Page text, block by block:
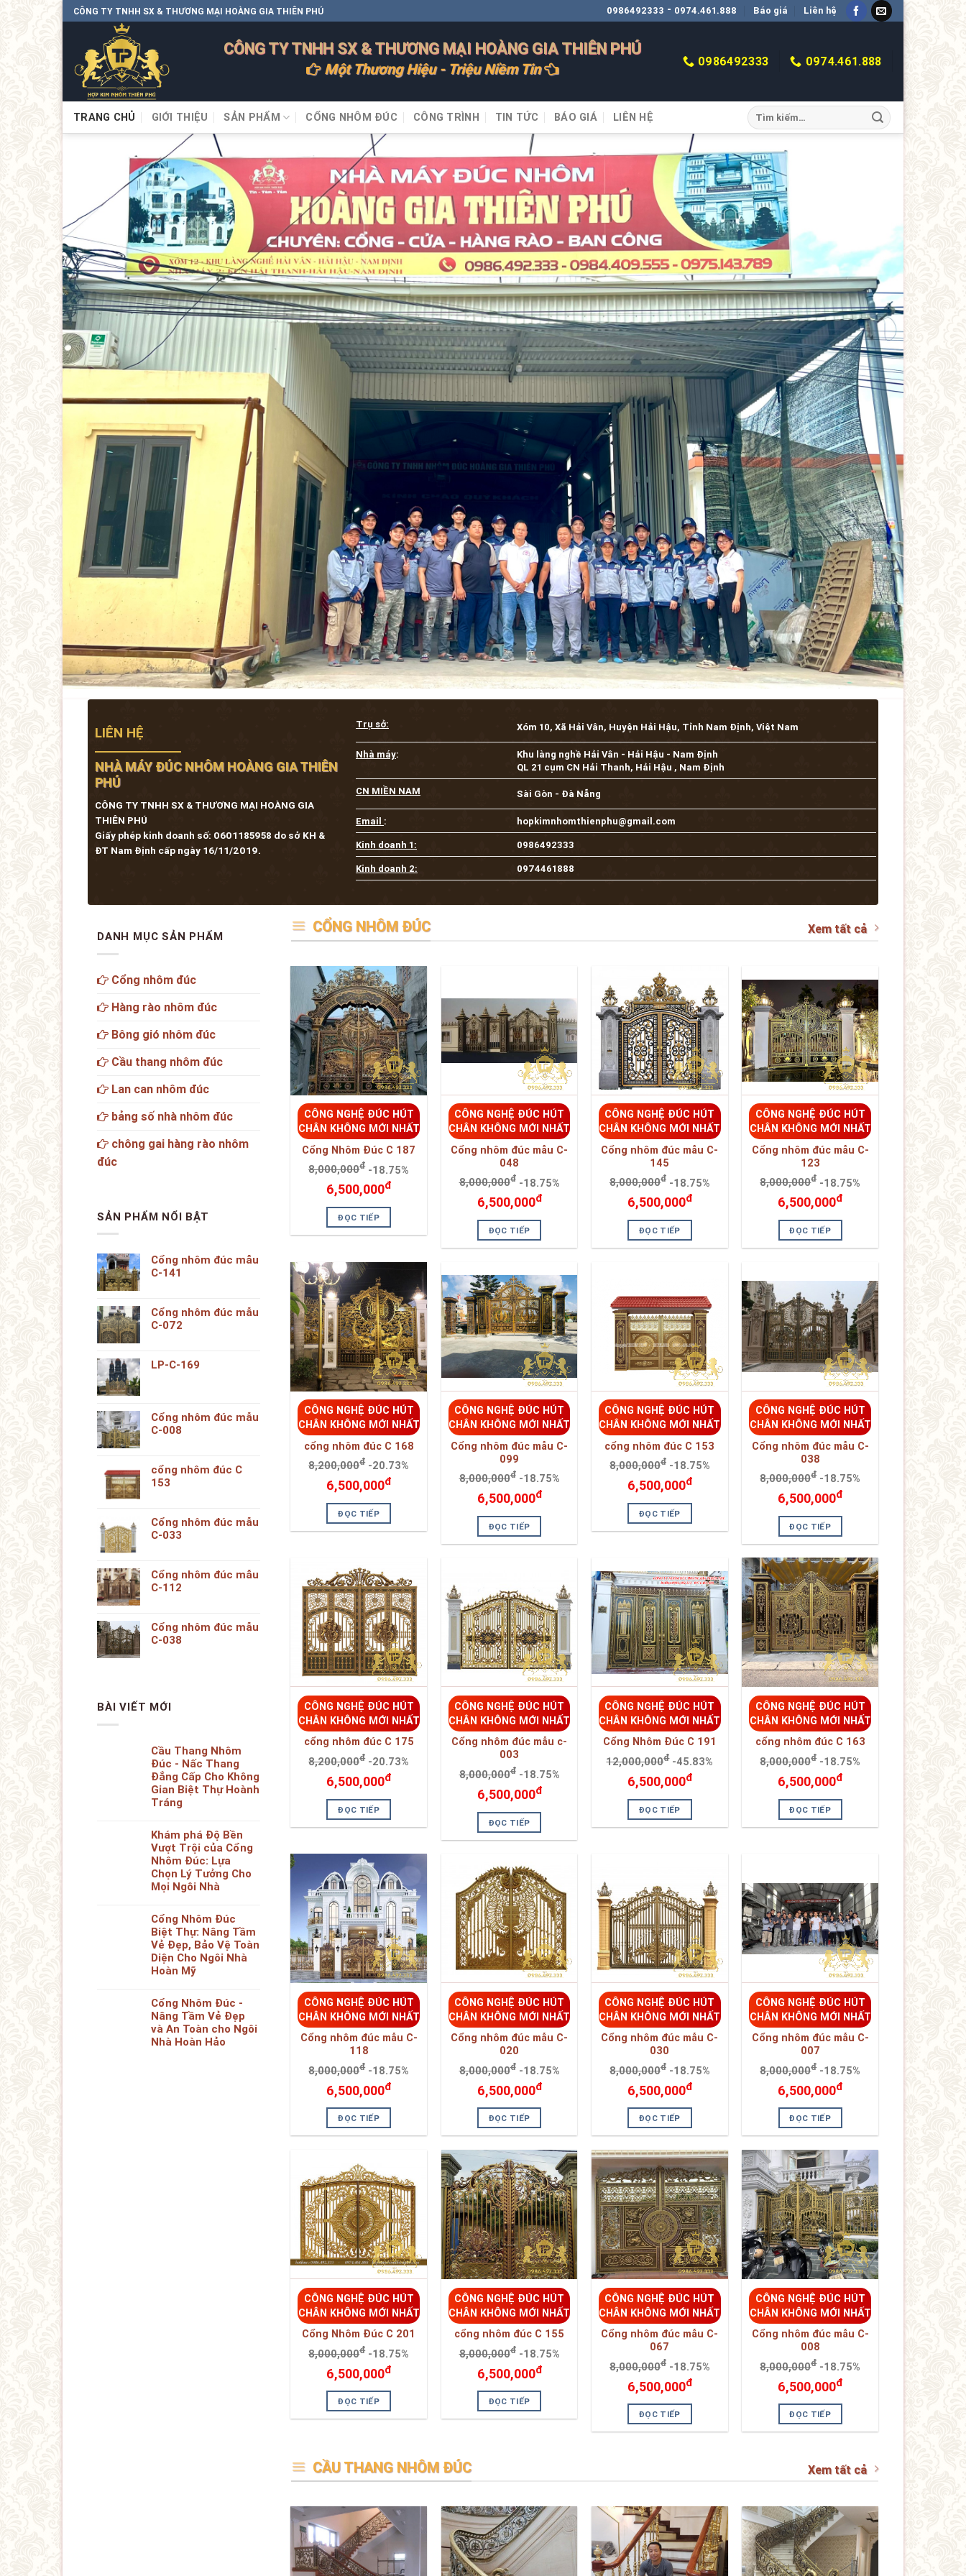
CÔNG TY TNHH SX & THƯƠNG MẠI HOÀNG GIA THIÊN PHÚ 0986492333 - 0974.461.888 Báo giá Liên hệ
CÔNG TY TNHH SX & THƯƠNG MẠI HOÀNG GIA THIÊN PHÚ
Một Thương Hiệu - Triệu Niềm Tin 0986492333 0974.461.888
TRANG CHỦ GIỚI THIỆU SẢN PHẨM CỔNG NHÔM ĐÚC CÔNG TRÌNH TIN TỨC BÁO GIÁ LIÊN HỆ
LIÊN HỆ
NHÀ MÁY ĐÚC NHÔM HOÀNG GIA THIÊN
PHÚ
CÔNG TY TNHH SX & THƯƠNG MẠI HOÀNG GIA
ĐT Nam Định cấp ngày 16/11/2019.
Trụ sở: Xóm 10, Xã Hải Vân, Huyện Hải Hậu, Tỉnh Nam Định, Việt Nam
Nhà máy:
Khu làng nghề Hải Vân - Hải Hậu - Nam Định
QL 21 cụm CN Hải Thanh, Hải Hậu , Nam Định
CN MIỀN NAM
Sài Gòn - Đà Nẵng
Kinh doanh 1:
0986492333
Kinh doanh 2:
0974461888
DANH MỤC SẢN PHẨM
Cầu thang nhôm đúc
Lan can nhôm đúc
bảng số nhà nhôm đúc
chông gai hàng rào nhôm
Cổng nhôm đúc mẫu
C-072
C-008
153
C-033
C-112
C-038
BÀI VIẾT MỚI
Cầu Thang Nhôm
Đúc - Nấc Thang
Nhôm Đúc: Lựa
Chọn Lý Tưởng Cho
Mọi Ngôi Nhà
Cổng Nhôm Đúc
Vẻ Đẹp, Bảo Vệ Toàn
Diện Cho Ngôi Nhà
Hoàn Mỹ
Cổng Nhôm Đúc -
và An Toàn cho Ngôi
Nhà Hoàn Hảo
CỔNG NHÔM ĐÚC Xem tất cả
CÔNG NGHỆ ĐÚC HÚT
CHÂN KHÔNG MỚI NHẤT
Cổng Nhôm Đúc C 187
8,000,000đ -18.75%
6,500,000đ
ĐỌC TIẾP
CÔNG NGHỆ ĐÚC HÚT
CHÂN KHÔNG MỚI NHẤT
Cổng nhôm đúc mẫu C-
048
8,000,000đ -18.75%
6,500,000đ
ĐỌC TIẾP
CÔNG NGHỆ ĐÚC HÚT
CHÂN KHÔNG MỚI NHẤT
Cổng nhôm đúc mẫu C-
145
8,000,000 đ -18.75%
6,500,000đ
ĐỌC TIẾP
CÔNG NGHỆ ĐÚC HÚT
CHÂN KHÔNG MỚI NHẤT
Cổng nhôm đúc mẫu C-
123
8,000,000đ -18.75%
6,500,000đ
ĐỌC TIẾP
CÔNG NGHỆ ĐÚC HÚT
CHÂN KHÔNG MỚI NHẤT
cổng nhôm đúc C 168
8,200,000đ -20.73%
6,500,000đ
ĐỌC TIẾP
CÔNG NGHỆ ĐÚC HÚT
CHÂN KHÔNG MỚI NHẤT
Cổng nhôm đúc mẫu C-
099
8,000,000 đ -18.75%
6,500,000đ
ĐỌC TIẾP
CÔNG NGHỆ ĐÚC HÚT
CHÂN KHÔNG MỚI NHẤT
cổng nhôm đúc C 153
8,000,000đ -18.75%
6,500,000đ
ĐỌC TIẾP
CÔNG NGHỆ ĐÚC HÚT
CHÂN KHÔNG MỚI NHẤT
Cổng nhôm đúc mẫu C-
038
8,000,000đ -18.75%
6,500,000đ
ĐỌC TIẾP
CÔNG NGHỆ ĐÚC HÚT
CHÂN KHÔNG MỚI NHẤT
cổng nhôm đúc C 175
8,200,000 đ -20.73%
6,500,000đ
ĐỌC TIẾP
CÔNG NGHỆ ĐÚC HÚT
CHÂN KHÔNG MỚI NHẤT
Cổng nhôm đúc mẫu c-
003
8,000,000 đ -18.75%
6,500,000đ
ĐỌC TIẾP
CÔNG NGHỆ ĐÚC HÚT
CHÂN KHÔNG MỚI NHẤT
Cổng Nhôm Đúc C 191
12,000,000đ -45.83%
6,500,000đ
ĐỌC TIẾP
CÔNG NGHỆ ĐÚC HÚT
CHÂN KHÔNG MỚI NHẤT
cổng nhôm đúc C 163
8,000,000 đ -18.75%
6,500,000đ
ĐỌC TIẾP
CÔNG NGHỆ ĐÚC HÚT
CHÂN KHÔNG MỚI NHẤT
Cổng nhôm đúc mẫu C-
118
8,000,000đ -18.75%
6,500,000đ
ĐỌC TIẾP
CÔNG NGHỆ ĐÚC HÚT
CHÂN KHÔNG MỚI NHẤT
Cổng nhôm đúc mẫu C-
020
8,000,000 đ -18.75%
6,500,000đ
ĐỌC TIẾP
CÔNG NGHỆ ĐÚC HÚT
CHÂN KHÔNG MỚI NHẤT
Cổng nhôm đúc mẫu C-
030
8,000,000đ -18.75%
6,500,000đ
ĐỌC TIẾP
CÔNG NGHỆ ĐÚC HÚT
CHÂN KHÔNG MỚI NHẤT
Cổng nhôm đúc mẫu C-
007
8,000,000đ -18.75%
6,500,000đ
ĐỌC TIẾP
CÔNG NGHỆ ĐÚC HÚT
CHÂN KHÔNG MỚI NHẤT
Cổng Nhôm Đúc C 201
8,000,000đ -18.75%
6,500,000đ
CÔNG NGHỆ ĐÚC HÚT
CHÂN KHÔNG MỚI NHẤT
cổng nhôm đúc C 155
8,000,000đ -18.75%
6,500,000đ
CÔNG NGHỆ ĐÚC HÚT
CHÂN KHÔNG MỚI NHẤT
Cổng nhôm đúc mẫu C-
067
8,000,000 đ -18.75%
6,500,000đ
ĐỌC TIẾP
CÔNG NGHỆ ĐÚC HÚT
CHÂN KHÔNG MỚI NHẤT
Cổng nhôm đúc mẫu C-
008
8,000,000đ -18.75%
6,500,000đ
ĐỌC TIẾP
CẦU THANG NHÔM ĐÚC Xem tất cả
CÔNG NGHỆ ĐÚC HÚT
CHÂN KHÔNG MỚI NHẤT
CÔNG NGHỆ ĐÚC HÚT
CHÂN KHÔNG MỚI NHẤT
CÔNG NGHỆ ĐÚC HÚT
CHÂN KHÔNG MỚI NHẤT
CÔNG NGHỆ ĐÚC HÚT
CHÂN KHÔNG MỚI NHẤT